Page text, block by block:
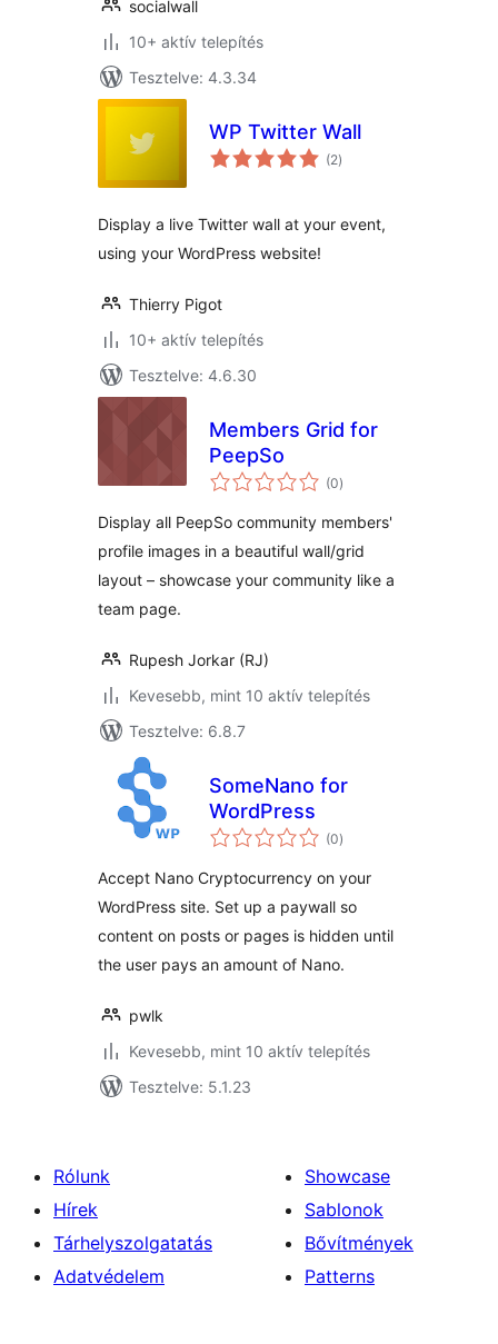
socialwall
10+ aktív telepítés
Tesztelve: 4.3.34
WP Twitter Wall
(2értékelés
összesen
)
Display a live Twitter wall at your event,
using your WordPress website!
Thierry Pigot
10+ aktív telepítés
Tesztelve: 4.6.30
Members Grid for
PeepSo
(0értékelés
összesen
)
Display all PeepSo community members'
profile images in a beautiful wall/grid
layout – showcase your community like a
team page.
Rupesh Jorkar (RJ)
Kevesebb, mint 10 aktív telepítés
Tesztelve: 6.8.7
SomeNano for
WordPress
(0értékelés
összesen
)
Accept Nano Cryptocurrency on your
WordPress site. Set up a paywall so
content on posts or pages is hidden until
the user pays an amount of Nano.
pwlk
Kevesebb, mint 10 aktív telepítés
Tesztelve: 5.1.23
Rólunk
Hírek
Tárhelyszolgatatás
Adatvédelem
Showcase
Sablonok
Bővítmények
Patterns